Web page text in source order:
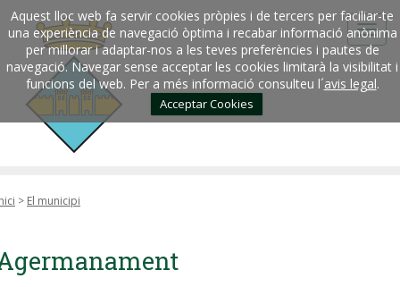
Aquest lloc web fa servir cookies pròpies i de tercers per faciliar-te
una experiència de navegació òptima i recabar informació anònima
per millorar i adaptar-nos a les teves preferències i pautes de
navegació. Navegar sense acceptar les cookies limitarà la visibilitat i
funcions del web. Per a més informació consulteu l´avis legal.
Acceptar Cookies
> El municipi